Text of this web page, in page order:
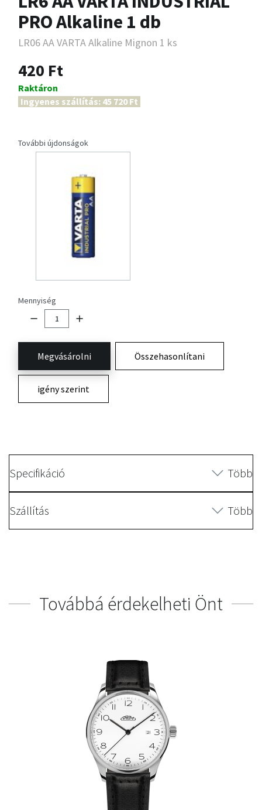
PRO Alkaline 1 db
LR06 AA VARTA Alkaline Mignon 1 ks
420 Ft
Raktáron
Ingyenes szállítás: 45 720 Ft
További újdonságok
Mennyiség
Megvásárolni Összehasonlítani
igény szerint
Specifikáció Több
Szállítás Több
Továbbá érdekelheti Önt